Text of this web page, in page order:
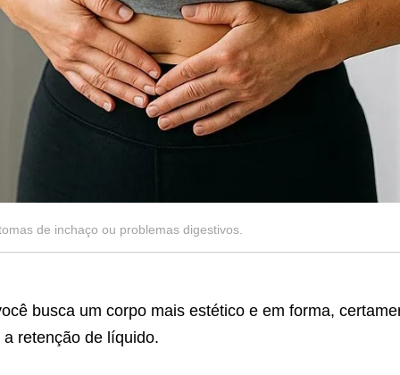
de inchaço ou problemas digestivos.
busca um corpo mais estético e em forma,
a retenção de líquido.